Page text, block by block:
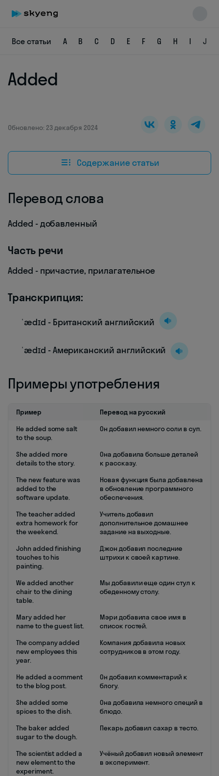
Все статьи A B C D E F G H I J
Added
Обновлено: 23 декабря 2024
Содержание статьи
Перевод слова
Added - добавленный
Часть речи
Added - причастие, прилагательное
Транскрипция:
ˈædɪd - Британский английский
ˈædɪd - Американский английский
Примеры употребления
Пример
Перевод на русский
He added some salt
to the soup.
Он добавил немного соли в суп.
She added more
details to the story.
Она добавила больше деталей
к рассказу.
The new feature was
added to the
software update.
Новая функция была добавлена
в обновление программного
обеспечения.
The teacher added
extra homework for
the weekend.
Учитель добавил
дополнительное домашнее
задание на выходные.
John added finishing
touches to his
painting.
Джон добавил последние
штрихи к своей картине.
We added another
chair to the dining
table.
Мы добавили еще один стул к
обеденному столу.
Mary added her
name to the guest list.
Мэри добавила свое имя в
список гостей.
The company added
new employees this
year.
Компания добавила новых
сотрудников в этом году.
He added a comment
to the blog post.
Он добавил комментарий к
блогу.
She added some
spices to the dish.
Она добавила немного специй в
блюдо.
The baker added
sugar to the dough.
Пекарь добавил сахар в тесто.
The scientist added a
new element to the
experiment.
Учёный добавил новый элемент
в эксперимент.